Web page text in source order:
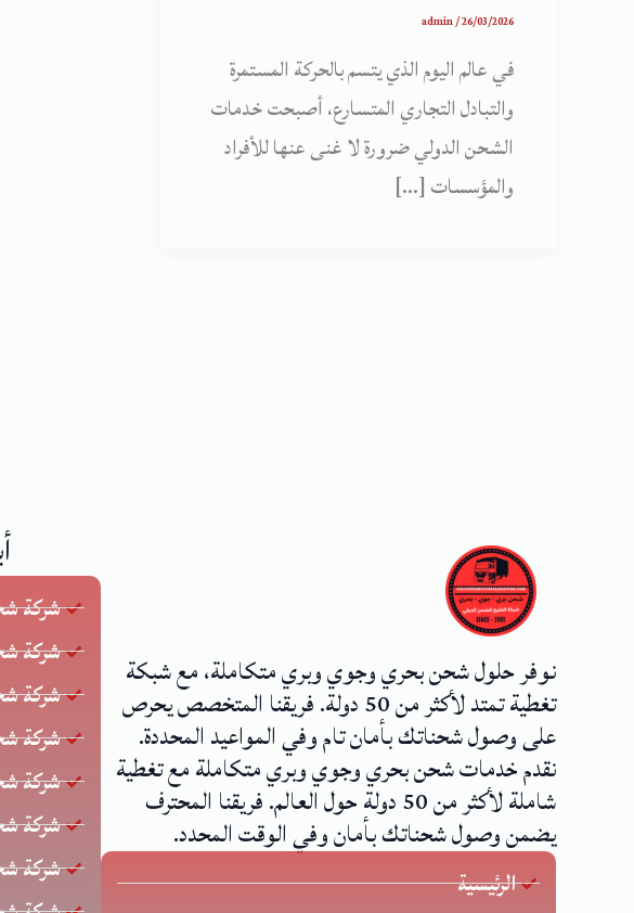
admin/26/03/2026
في عالم اليوم الذي يتسم بالحركة المستمرة
والتبادل التجاري المتسارع، أصبحت خدمات
الشحن الدولي ضرورة لا غنى عنها للأفراد
والمؤسسات […]
نوفر حلول شحن بحري وجوي وبري متكاملة، مع شبكة
تغطية تمتد لأكثر من 50 دولة. فريقنا المتخصص يحرص
على وصول شحناتك بأمان تام وفي المواعيد المحددة.
نقدم خدمات شحن بحري وجوي وبري متكاملة مع تغطية
شاملة لأكثر من 50 دولة حول العالم. فريقنا المحترف
يضمن وصول شحناتك بأمان وفي الوقت المحدد.
الرئيسية
شركة
شركة
شركة
شركة
شركة
شركة
شركة